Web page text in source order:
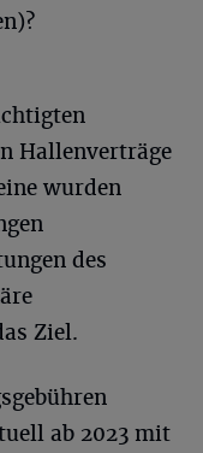
Hallenverträge
wurden
des
Ziel.
ab 2023 mit